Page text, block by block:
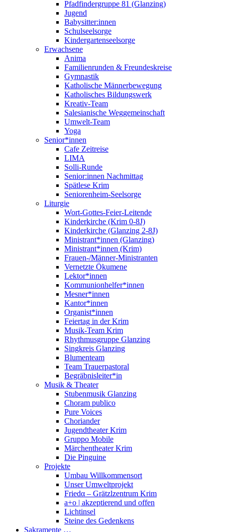
Pfadfindergruppe 81 (Glanzing)
Jugend
Babysitter:innen
Schulseelsorge
Kindergartenseelsorge
Erwachsene
Anima
Familienrunden & Freundeskreise
Gymnastik
Katholische Männerbewegung
Katholisches Bildungswerk
Kreativ-Team
Salesianische Weggemeinschaft
Umwelt-Team
Yoga
Senior*innen
Cafe Zeitreise
LIMA
Solli-Runde
Senior:innen Nachmittag
Spätlese Krim
Seniorenheim-Seelsorge
Liturgie
Wort-Gottes-Feier-Leitende
Kinderkirche (Krim 0-8J)
Kinderkirche (Glanzing 2-8J)
Ministrant*innen (Glanzing)
Ministrant*innen (Krim)
Frauen-/Männer-Ministranten
Vernetzte Ökumene
Lektor*innen
Kommunionhelfer*innen
Mesner*innen
Kantor*innen
Organist*innen
Feiertag in der Krim
Musik-Team Krim
Rhythmusgruppe Glanzing
Singkreis Glanzing
Blumenteam
Team Trauerpastoral
Begräbnisleiter*in
Musik & Theater
Stubenmusik Glanzing
Choram publico
Pure Voices
Choriander
Jugendtheater Krim
Gruppo Mobile
Märchentheater Krim
Die Pinguine
Projekte
Umbau Willkommensort
Unser Umweltprojekt
Friedα – Grätzlzentrum Krim
a+o | akzeptierend und offen
Lichtinsel
Steine des Gedenkens
Sakramente …